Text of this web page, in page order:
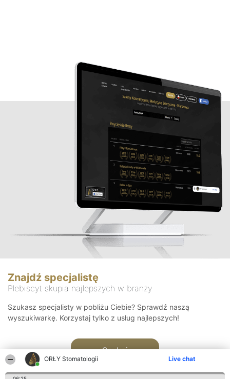
ORŁY Stomatologii Live chat
Znajdź specjalistę
Plebiscyt skupia najlepszych w branży
Szukasz specjalisty w pobliżu Ciebie? Sprawdź naszą
wyszukiwarkę. Korzystaj tylko z usług najlepszych!
Szukaj